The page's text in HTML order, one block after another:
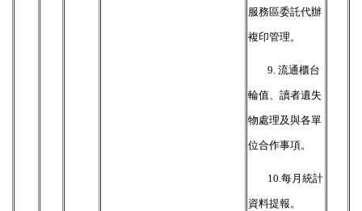
服務區委託代辦
複印管理。
9. 流通櫃台
輪值、讀者遺失
物處理及與各單
位合作事項。
10.每月統計
資料提報。